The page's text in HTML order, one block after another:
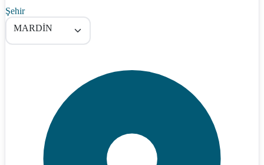
Şehir
MARDİN